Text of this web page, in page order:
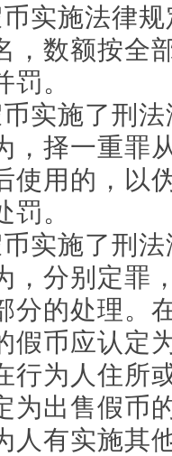
币实施法律
，数额按全
。
币实施了刑
，择一重罪
使用的，以
。
币实施了刑
，分别定罪
分的处理。
假币应认定
行为人住所
为出售假币
人有实施其